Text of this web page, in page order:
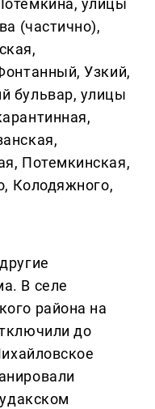
улицы
(частично),
Узкий,
бульвар, улицы
Потемкинская,
Колодяжного,
В селе
района на
до